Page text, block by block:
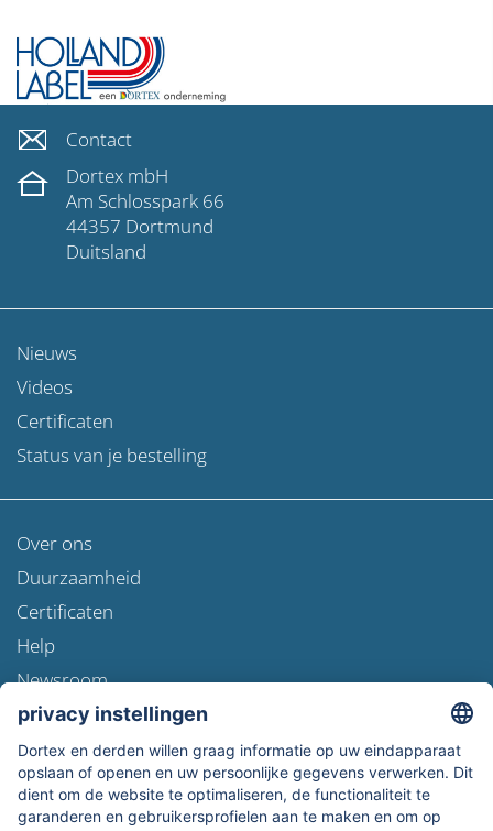
Contact
Dortex mbH
Am Schlosspark 66
44357 Dortmund
Duitsland
Nieuws
Videos
Certificaten
Status van je bestelling
Over ons
Duurzaamheid
Certificaten
Help
Newsroom
Verzendinformatie
Gegevensbescherming